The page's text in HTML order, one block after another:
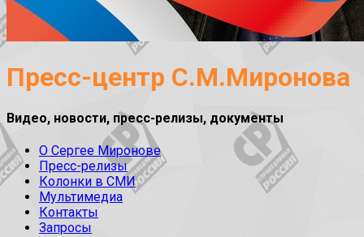
Пресс-центр С.М.Миронова
Видео, новости, пресс-релизы, документы
О Сергее Миронове
Пресс-релизы
Колонки в СМИ
Мультимедиа
Контакты
Запросы